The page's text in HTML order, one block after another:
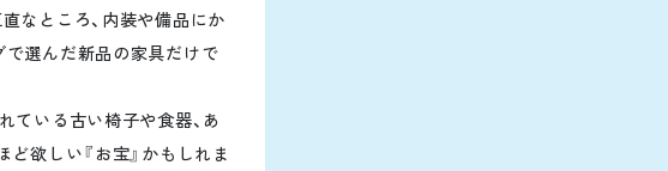
なところ、内装や備品にか
で選んだ新品の家具だけで
ている古い椅子や食器、あ
欲しい『お宝』かもしれま